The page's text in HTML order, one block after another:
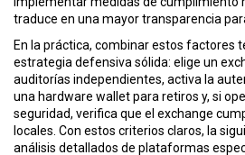
traduce en una mayor transparencia
En la práctica, combinar estos factores
estrategia defensiva sólida: elige un
auditorías independientes, activa la
una hardware wallet para retiros y, si
seguridad, verifica que el exchange
locales. Con estos criterios claros, la
análisis detallados de plataformas